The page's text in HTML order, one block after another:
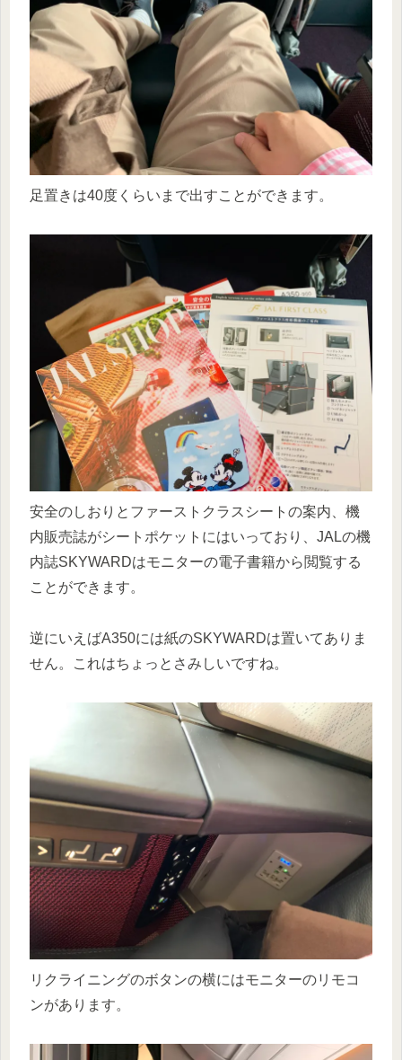
足置きは40度くらいまで出すことができます。
安全のしおりとファーストクラスシートの案内、機
内販売誌がシートポケットにはいっており、JALの機
内誌SKYWARDはモニターの電子書籍から閲覧する
ことができます。
逆にいえばA350には紙のSKYWARDは置いてありま
せん。これはちょっとさみしいですね。
リクライニングのボタンの横にはモニターのリモコ
ンがあります。